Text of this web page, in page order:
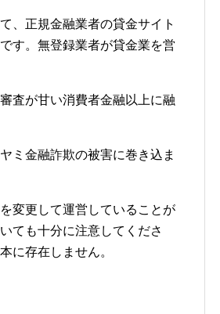
、正規金融業者の貸金サイト
す。無登録業者が貸金業を営
査が甘い消費者金融以上に融
ミ金融詐欺の被害に巻き込ま
変更して運営していることが
ても十分に注意してくださ
に存在しません。